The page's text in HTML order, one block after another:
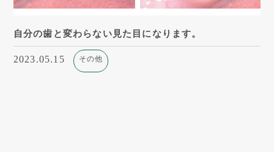
自分の歯と変わらない見た目になります。
2023.05.15 その他